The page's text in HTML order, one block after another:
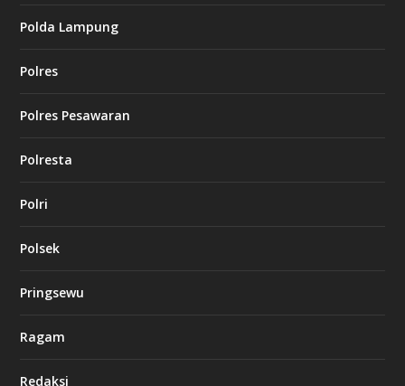
Polda Lampung
Polres
Polres Pesawaran
Polresta
Polri
Polsek
Pringsewu
Ragam
Redaksi